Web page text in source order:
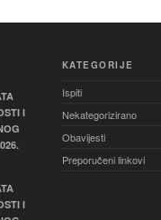
I
I
KATEGORIJE
Ispiti
Nekategorizirano
Obavijesti
Preporučeni linkovi